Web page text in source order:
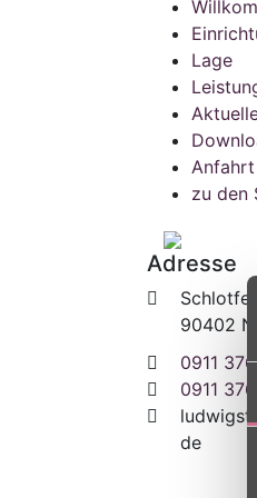
Lage
zu den
Adresse
90402
0911
0911
ludwigstor
de